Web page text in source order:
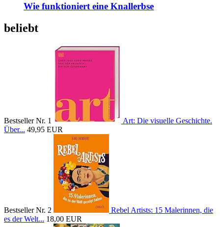
Wie funktioniert eine Knallerbse
beliebt
Bestseller Nr. 1
Art: Die visuelle Geschichte.
Über... 49,95 EUR
Bestseller Nr. 2
Rebel Artists: 15 Malerinnen, die
es der Welt... 18,00 EUR